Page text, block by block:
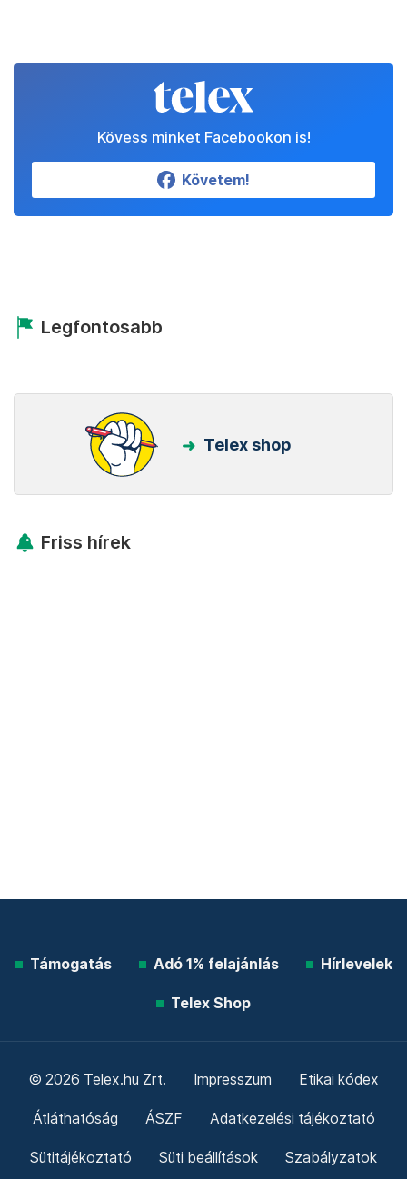
Kövess minket Facebookon is!
Követem!
Legfontosabb
Telex shop
Friss hírek
Támogatás Adó 1% felajánlás Hírlevelek
Telex Shop
© 2026 Telex.hu Zrt. Impresszum Etikai kódex
Átláthatóság ÁSZF Adatkezelési tájékoztató
Sütitájékoztató Süti beállítások Szabályzatok